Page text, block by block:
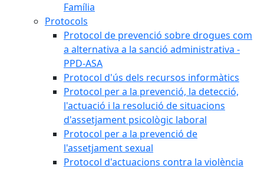
Família
Protocols
Protocol de prevenció sobre drogues com
a alternativa a la sanció administrativa -
PPD-ASA
Protocol d'ús dels recursos informàtics
Protocol per a la prevenció, la detecció,
l'actuació i la resolució de situacions
d'assetjament psicològic laboral
Protocol per a la prevenció de
l'assetjament sexual
Protocol d'actuacions contra la violència